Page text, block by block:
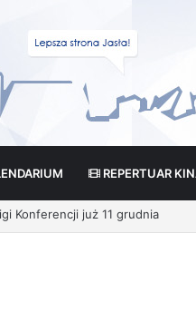
REPERTUAR